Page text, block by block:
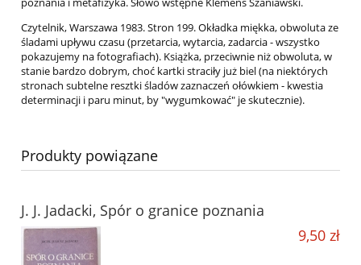
Czytelnik, Warszawa 1983. Stron 199. Okładka miękka, obwoluta ze
śladami upływu czasu (przetarcia, wytarcia, zadarcia - wszystko
pokazujemy na fotografiach). Książka, przeciwnie niż obwoluta, w
stanie bardzo dobrym, choć kartki straciły już biel (na niektórych
stronach subtelne resztki śladów zaznaczeń ołówkiem - kwestia
determinacji i paru minut, by "wygumkować" je skutecznie).
Produkty powiązane
J. J. Jadacki, Spór o granice poznania
9,50 zł